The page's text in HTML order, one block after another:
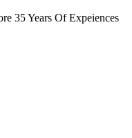
35 Years Of Expeiences